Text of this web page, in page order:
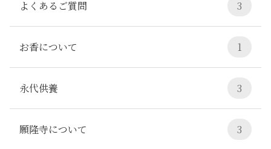
よくあるご質問 3
お香について 1
永代供養 3
願隆寺について 3